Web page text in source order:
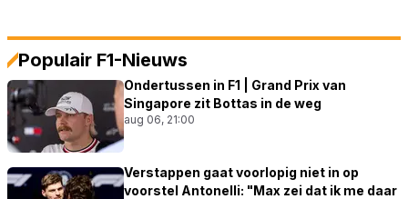
Populair F1-Nieuws
Ondertussen in F1 | Grand Prix van
Singapore zit Bottas in de weg
aug 06, 21:00
Verstappen gaat voorlopig niet in op
voorstel Antonelli: "Max zei dat ik me daar